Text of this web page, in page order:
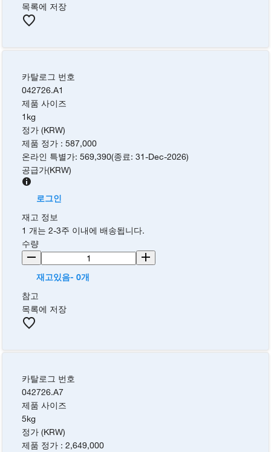
목록에 저장
카탈로그 번호
042726.A1
제품 사이즈
1kg
정가 (KRW)
제품 정가 :587,000
온라인 특별가:569,390(종료:31-Dec-2026)
공급가(KRW)
로그인
재고 정보
1 개는 2-3주 이내에 배송됩니다.
수량
재고있음- 0개
참고
목록에 저장
카탈로그 번호
042726.A7
제품 사이즈
5kg
정가 (KRW)
제품 정가 :2,649,000